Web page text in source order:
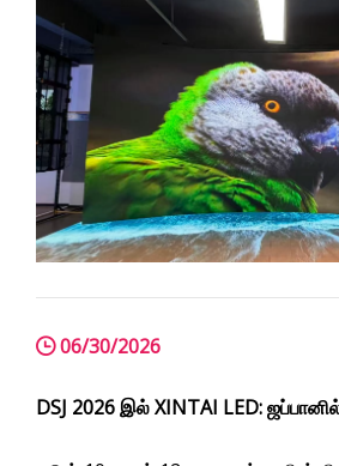
06/30/2026
DSJ 2026 இல் XINTAI LED: